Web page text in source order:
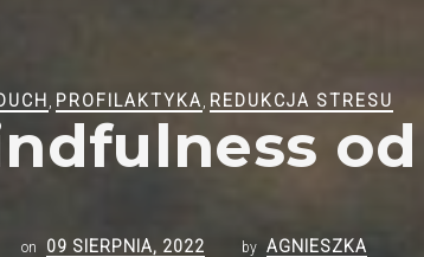
PROFILAKTYKA REDUKCJA STRESU
on 09 SIERPNIA, 2022 by AGNIESZKA